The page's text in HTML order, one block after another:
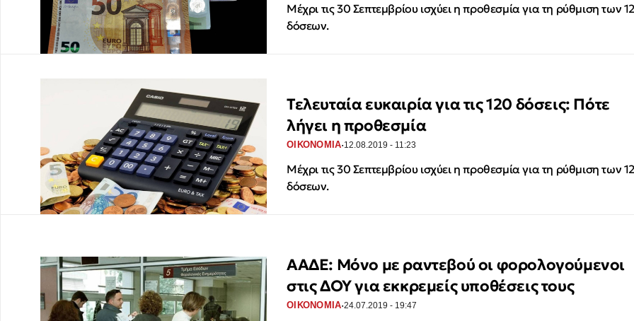
Μέχρι τις 30 Σεπτεμβρίου ισχύει η προθεσμία για τη ρύθμιση των
δόσεων.
Τελευταία ευκαιρία για τις 120 δόσεις: Πότε
λήγει η προθεσμία
ΟΙΚΟΝΟΜΙΑ·12.08.2019 - 11:23
Μέχρι τις 30 Σεπτεμβρίου ισχύει η προθεσμία για τη ρύθμιση των
δόσεων.
ΑΑΔΕ: Μόνο με ραντεβού οι φορολογούμενοι
στις ΔΟΥ για εκκρεμείς υποθέσεις τους
ΟΙΚΟΝΟΜΙΑ·24.07.2019 - 19:47